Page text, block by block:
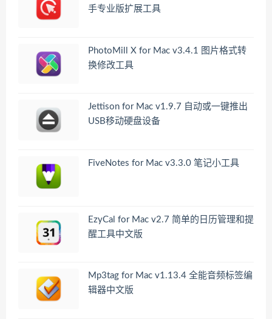
手专业版扩展工具
PhotoMill X for Mac v3.4.1 图片格式转
换修改工具
Jettison for Mac v1.9.7 自动或一键推出
USB移动硬盘设备
FiveNotes for Mac v3.3.0 笔记小工具
EzyCal for Mac v2.7 简单的日历管理和提
醒工具中文版
Mp3tag for Mac v1.13.4 全能音频标签编
辑器中文版